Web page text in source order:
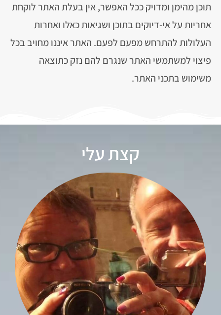
תוכן מהימן ומדויק ככל האפשר, אין בעלת האתר לוקחת
אחריות על אי-דיוקים בתוכן ושגיאות כאלו ואחרות
העלולות להתרחש מפעם לפעם. האתר איננו מחויב בכל
פיצוי למשתמשי האתר שנגרם להם נזק כתוצאה
משימוש בתכני האתר.
קצת עלי